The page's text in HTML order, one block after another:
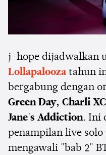
j-hope dijadwalkan
Lollapalooza tahun
bergabung dengan
Green Day, Charli
Jane's Addiction. Ini
penampilan live
mengawali "bab 2"